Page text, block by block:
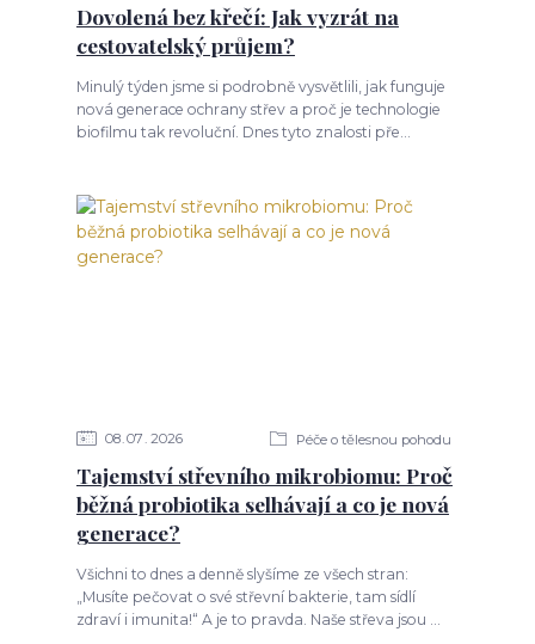
Dovolená bez křečí: Jak vyzrát na
cestovatelský průjem?
Minulý týden jsme si podrobně vysvětlili, jak funguje
nová generace ochrany střev a proč je technologie
biofilmu tak revoluční. Dnes tyto znalosti pře...
08 07 2026 Péče o tělesnou pohodu
Tajemství střevního mikrobiomu: Proč
běžná probiotika selhávají a co je nová
generace?
Všichni to dnes a denně slyšíme ze všech stran:
„Musíte pečovat o své střevní bakterie, tam sídlí
zdraví i imunita!“ A je to pravda. Naše střeva jsou ...